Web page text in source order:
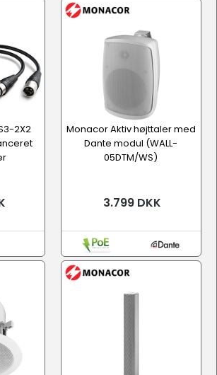
2X2
Monacor Aktiv højttaler med
Dante modul (WALL-
05DTM/WS)
3.799 DKK